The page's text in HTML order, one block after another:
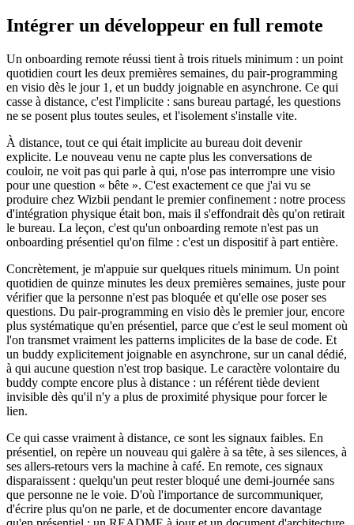
Intégrer un développeur en full remote
Un onboarding remote réussi tient à trois rituels minimum : un point
quotidien court les deux premières semaines, du pair-programming
en visio dès le jour 1, et un buddy joignable en asynchrone. Ce qui
casse à distance, c'est l'implicite : sans bureau partagé, les questions
ne se posent plus toutes seules, et l'isolement s'installe vite.
À distance, tout ce qui était implicite au bureau doit devenir
explicite. Le nouveau venu ne capte plus les conversations de
couloir, ne voit pas qui parle à qui, n'ose pas interrompre une visio
pour une question « bête ». C'est exactement ce que j'ai vu se
produire chez Wizbii pendant le premier confinement : notre process
d'intégration physique était bon, mais il s'effondrait dès qu'on retirait
le bureau. La leçon, c'est qu'un onboarding remote n'est pas un
onboarding présentiel qu'on filme : c'est un dispositif à part entière.
Concrètement, je m'appuie sur quelques rituels minimum. Un point
quotidien de quinze minutes les deux premières semaines, juste pour
vérifier que la personne n'est pas bloquée et qu'elle ose poser ses
questions. Du pair-programming en visio dès le premier jour, encore
plus systématique qu'en présentiel, parce que c'est le seul moment où
l'on transmet vraiment les patterns implicites de la base de code. Et
un buddy explicitement joignable en asynchrone, sur un canal dédié,
à qui aucune question n'est trop basique. Le caractère volontaire du
buddy compte encore plus à distance : un référent tiède devient
invisible dès qu'il n'y a plus de proximité physique pour forcer le
lien.
Ce qui casse vraiment à distance, ce sont les signaux faibles. En
présentiel, on repère un nouveau qui galère à sa tête, à ses silences, à
ses allers-retours vers la machine à café. En remote, ces signaux
disparaissent : quelqu'un peut rester bloqué une demi-journée sans
que personne ne le voie. D'où l'importance de surcommuniquer,
d'écrire plus qu'on ne parle, et de documenter encore davantage